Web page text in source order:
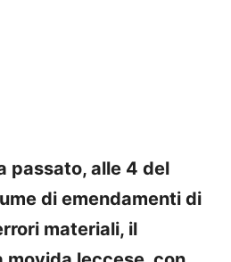
passato, alle 4 del
di emendamenti di
materiali, il